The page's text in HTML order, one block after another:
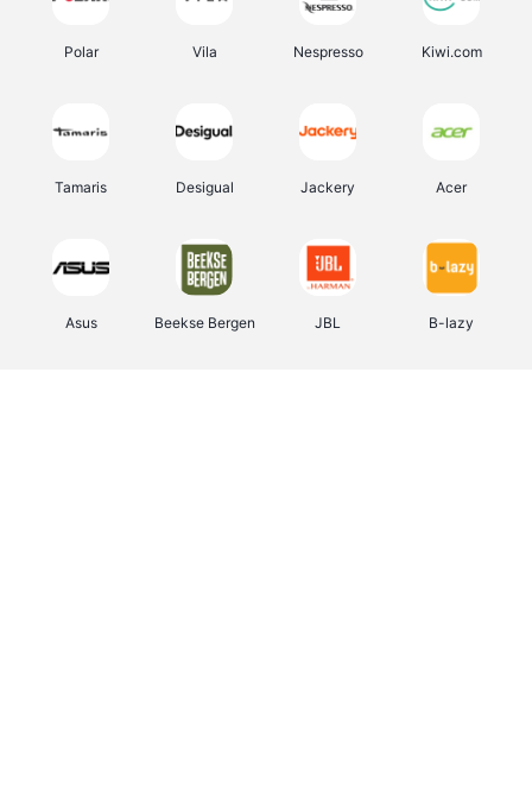
Polar Vila Nespresso Kiwi.com
Tamaris Desigual Jackery Acer
Asus Beekse Bergen JBL B-lazy